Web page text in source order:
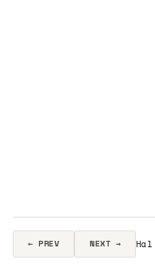
← PREV NEXT →